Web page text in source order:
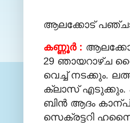
ആലക്കോട്
കണ്ണൂര്‍ :
29 ഞായറാഴ്ച
വെച്ച് നടക്കും.
ക്ലാസ് എടുക്കും.
ബിന്‍ ആദം കാന്പ്
സെക്രട്ടറി